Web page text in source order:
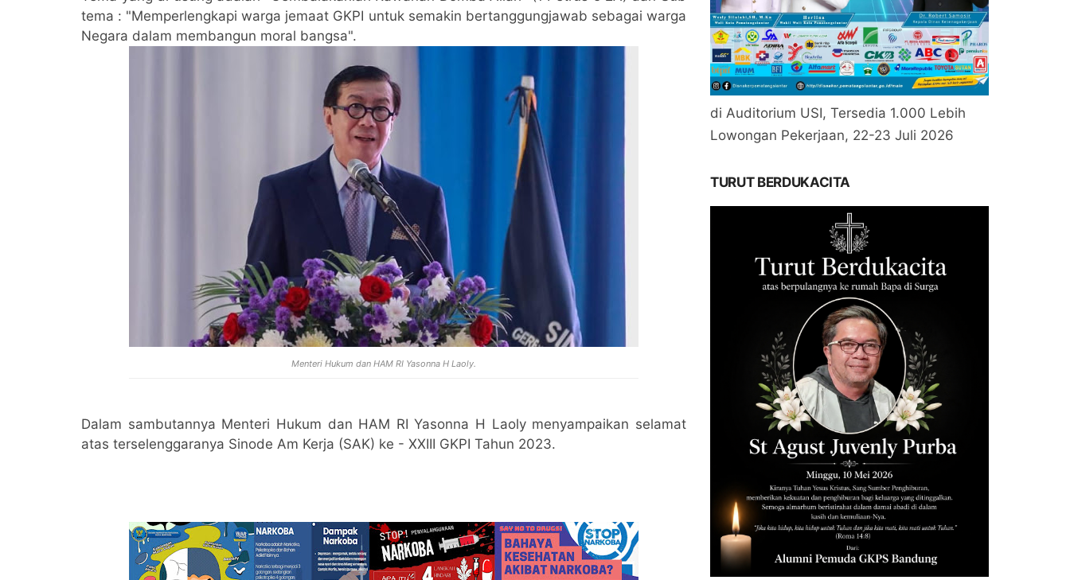
tema : "Memperlengkapi warga jemaat GKPI untuk semakin bertanggungjawab sebagai warga
Negara dalam membangun moral bangsa".
Menteri Hukum dan HAM RI Yasonna H Laoly.
Dalam sambutannya Menteri Hukum dan HAM RI Yasonna H Laoly menyampaikan selamat
atas terselenggaranya Sinode Am Kerja (SAK) ke - XXIII GKPI Tahun 2023.
di Auditorium USI, Tersedia 1.000 Lebih
Lowongan Pekerjaan, 22-23 Juli 2026
TURUT BERDUKACITA